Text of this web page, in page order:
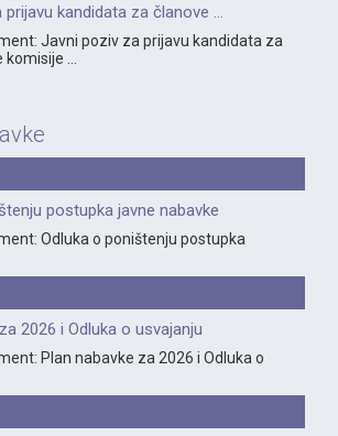
kandidata za članove ...
Javni poziv za prijavu kandidata za
...
postupka javne nabavke
Odluka o poništenju postupka
2026 i Odluka o usvajanju
Plan nabavke za 2026 i Odluka o